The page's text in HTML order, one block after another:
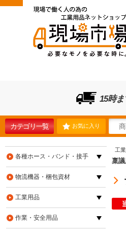
15時
カテゴリ一覧 お気に入り
工
稟
各種ホース・バンド・接手
物流機器・梱包資材
工業用品
作業・安全用品